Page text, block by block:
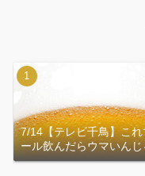
7/14【テレビ千鳥】こ
ール飲んだらウマいん
｜おおよその作り方